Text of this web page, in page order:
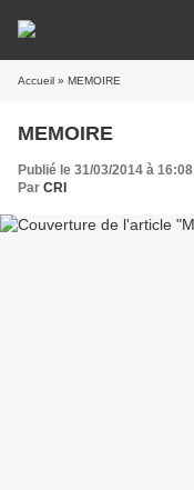
Accueil » MEMOIRE
MEMOIRE
Publié le 31/03/2014 à 16:08
Par CRI